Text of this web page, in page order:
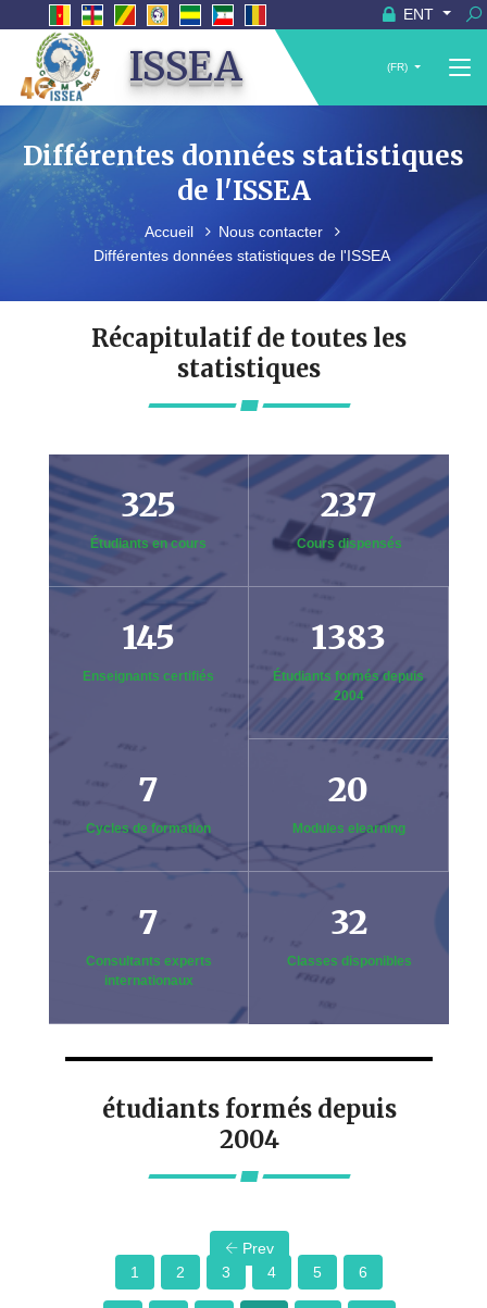
ENT
ISSEA (FR)
Différentes données statistiques
de l'ISSEA
Accueil
Nous contacter
Différentes données statistiques de l'ISSEA
Récapitulatif de toutes les
statistiques
325
Étudiants en cours
237
Cours dispensés
145
Enseignants certifiés
1383
Étudiants formés depuis
2004
7
Cycles de formation
20
Modules elearning
7
Consultants experts
internationaux
32
Classes disponibles
étudiants formés depuis
2004
Prev
1
2 3 4 5 6